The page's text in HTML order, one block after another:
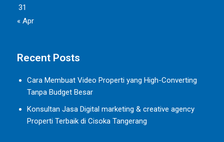
31
« Apr
Recent Posts
Cara Membuat Video Properti yang High-Converting
Tanpa Budget Besar
Konsultan Jasa Digital marketing & creative agency
Properti Terbaik di Cisoka Tangerang